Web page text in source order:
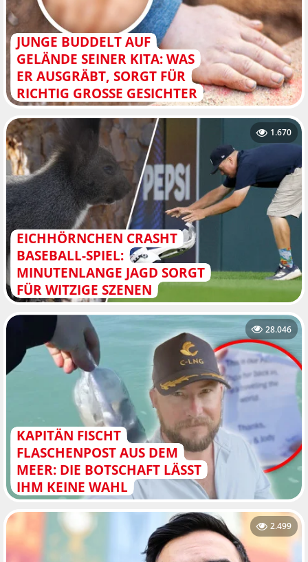
JUNGE BUDDELT AUF
GELÄNDE SEINER KITA: WAS
ER AUSGRÄBT, SORGT FÜR
RICHTIG GROSSE GESICHTER
EICHHÖRNCHEN CRASHT
BASEBALL-SPIEL:
MINUTENLANGE JAGD SORGT
FÜR WITZIGE SZENEN
1.670
KAPITÄN FISCHT
FLASCHENPOST AUS DEM
MEER: DIE BOTSCHAFT LÄSST
IHM KEINE WAHL
28.046
2.499